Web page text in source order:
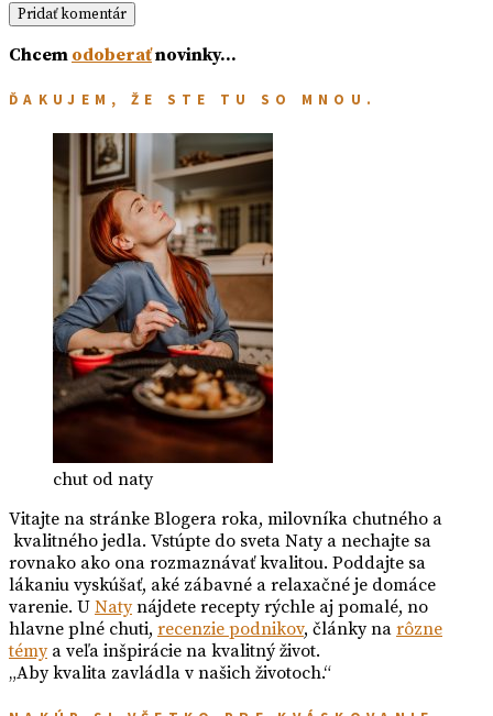
Chcem odoberaťnovinky…
ĎAKUJEM, ŽE STE TU SO MNOU.
chut od naty
Vitajte na stránke Blogera roka, milovníka chutného a
kvalitného jedla. Vstúpte do sveta Naty a nechajte sa
rovnako ako ona rozmaznávať kvalitou. Poddajte sa
lákaniu vyskúšať, aké zábavné a relaxačné je domáce
varenie. U Natynájdete recepty rýchle aj pomalé, no
hlavne plné chuti, recenzie podnikov, články na rôzne
témya veľa inšpirácie na kvalitný život.
„Aby kvalita zavládla v našich životoch.“